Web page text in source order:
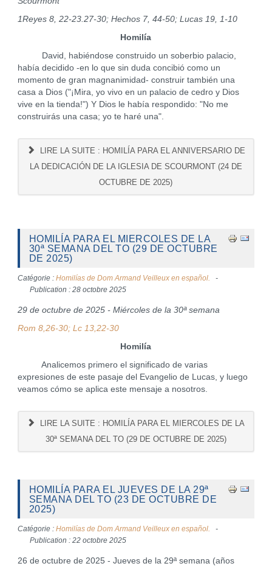
1Reyes 8, 22-23.27-30; Hechos 7, 44-50; Lucas 19, 1-10
Homilía
David, habiéndose construido un soberbio palacio,
había decidido -en lo que sin duda concibió como un
momento de gran magnanimidad- construir también una
casa a Dios ("¡Mira, yo vivo en un palacio de cedro y Dios
vive en la tienda!") Y Dios le había respondido: "No me
construirás una casa; yo te haré una".
LIRE LA SUITE : HOMILÍA PARA EL ANNIVERSARIO DE
LA DEDICACIÓN DE LA IGLESIA DE SCOURMONT (24 DE
OCTUBRE DE 2025)
HOMILÍA PARA EL MIERCOLES DE LA
30ª SEMANA DEL TO (29 DE OCTUBRE
DE 2025)
Catégorie : Homilías de Dom Armand Veilleux en español.
Publication : 28 octobre 2025
29 de octubre de 2025 - Miércoles de la 30ª semana
Rom 8,26-30; Lc 13,22-30
Homilía
Analicemos primero el significado de varias
expresiones de este pasaje del Evangelio de Lucas, y luego
veamos cómo se aplica este mensaje a nosotros.
LIRE LA SUITE : HOMILÍA PARA EL MIERCOLES DE LA
30ª SEMANA DEL TO (29 DE OCTUBRE DE 2025)
HOMILÍA PARA EL JUEVES DE LA 29ª
SEMANA DEL TO (23 DE OCTUBRE DE
2025)
Catégorie : Homilías de Dom Armand Veilleux en español.
Publication : 22 octobre 2025
26 de octubre de 2025 - Jueves de la 29ª semana (años